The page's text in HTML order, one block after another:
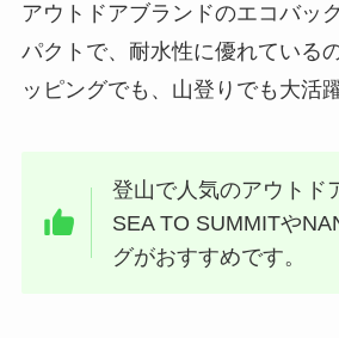
アウトドアブランドのエコバッ
パクトで、耐水性に優れている
ッピングでも、山登りでも大活
登山で人気のアウトド
SEA TO SUMMITや
グがおすすめです。